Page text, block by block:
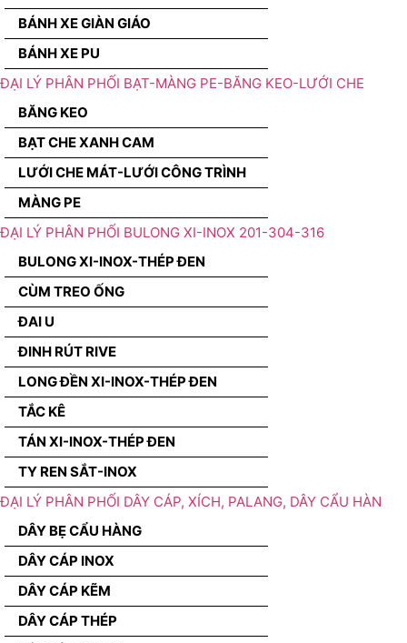
BÁNH XE GIÀN GIÁO
BÁNH XE PU
ĐẠI LÝ PHÂN PHỐI BẠT-MÀNG PE-BĂNG KEO-LƯỚI CHE
BĂNG KEO
BẠT CHE XANH CAM
LƯỚI CHE MÁT-LƯỚI CÔNG TRÌNH
MÀNG PE
ĐẠI LÝ PHÂN PHỐI BULONG XI-INOX 201-304-316
BULONG XI-INOX-THÉP ĐEN
CÙM TREO ỐNG
ĐAI U
ĐINH RÚT RIVE
LONG ĐỀN XI-INOX-THÉP ĐEN
TẮC KÊ
TÁN XI-INOX-THÉP ĐEN
TY REN SẮT-INOX
ĐẠI LÝ PHÂN PHỐI DÂY CÁP, XÍCH, PALANG, DÂY CẨU HÀN
DÂY BẸ CẨU HÀNG
DÂY CÁP INOX
DÂY CÁP KẼM
DÂY CÁP THÉP